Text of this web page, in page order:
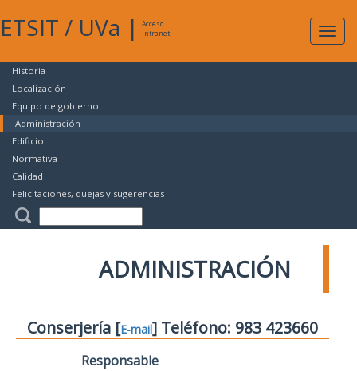
ETSIT / UVa |
Acceso
Intranet
Historia
Localización
Equipo de gobierno
Administración
Edificio
Normativa
Calidad
Felicitaciones, quejas y sugerencias
ADMINISTRACIÓN
Conserjería [E-mail] Teléfono: 983 423660
Responsable